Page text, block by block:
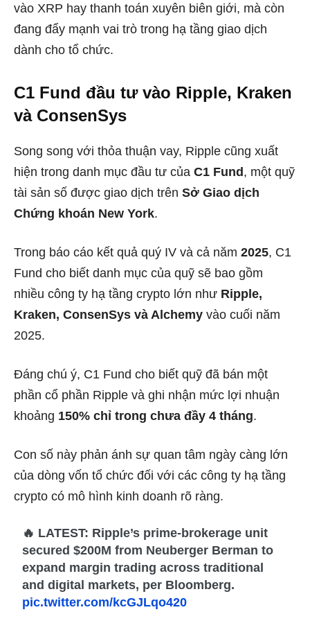
vào XRP hay thanh toán xuyên biên giới, mà còn
đang đẩy mạnh vai trò trong hạ tầng giao dịch
dành cho tổ chức.
C1 Fund đầu tư vào Ripple, Kraken
và ConsenSys
Song song với thỏa thuận vay, Ripple cũng xuất
hiện trong danh mục đầu tư của C1 Fund, một quỹ
tài sản số được giao dịch trên Sở Giao dịch
Chứng khoán New York.
Trong báo cáo kết quả quý IV và cả năm 2025, C1
Fund cho biết danh mục của quỹ sẽ bao gồm
nhiều công ty hạ tầng crypto lớn như Ripple,
Kraken, ConsenSys và Alchemy vào cuối năm
2025.
Đáng chú ý, C1 Fund cho biết quỹ đã bán một
phần cổ phần Ripple và ghi nhận mức lợi nhuận
khoảng 150% chỉ trong chưa đầy 4 tháng.
Con số này phản ánh sự quan tâm ngày càng lớn
của dòng vốn tổ chức đối với các công ty hạ tầng
crypto có mô hình kinh doanh rõ ràng.
🔥 LATEST: Ripple’s prime-brokerage unit
secured $200M from Neuberger Berman to
expand margin trading across traditional
and digital markets, per Bloomberg.
pic.twitter.com/kcGJLqo420